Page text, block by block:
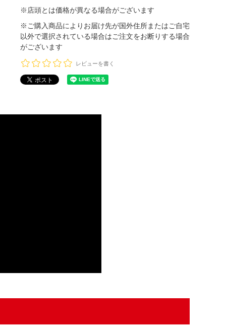
※店頭とは価格が異なる場合がございます
※ご購入商品によりお届け先が国外住所またはご自宅
以外で選択されている場合はご注文をお断りする場合
がございます
レビューを書く